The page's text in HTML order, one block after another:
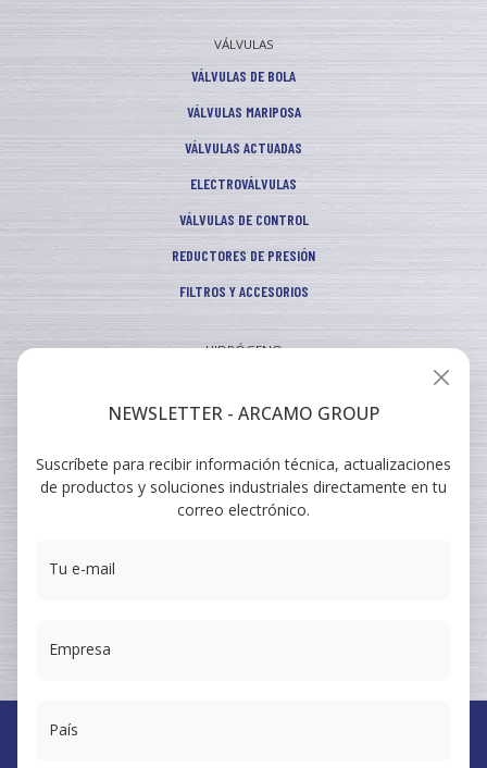
VÁLVULAS
VÁLVULAS DE BOLA
VÁLVULAS MARIPOSA
VÁLVULAS ACTUADAS
ELECTROVÁLVULAS
VÁLVULAS DE CONTROL
REDUCTORES DE PRESIÓN
FILTROS Y ACCESORIOS
HIDRÓGENO
VEHICULAR
ARCAMO
FORMACIONES
NEWSLETTER - ARCAMO GROUP
Suscríbete para recibir información técnica, actualizaciones
de productos y soluciones industriales directamente en tu
correo electrónico.
Tu e-mail
Empresa
País